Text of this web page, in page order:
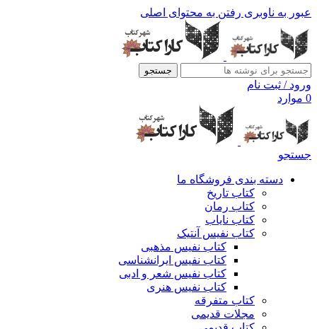
عبور به ناوبری رفتن به محتوای اصلی
جستجو
ورود / ثبت نام
0 موارد
جستجو
دسته بندی فروشگاه ما
کتاب تاریخ
کتاب رمان
کتاب نایاب
کتاب نفیس آنتیک
کتاب نفیس مذهبی
کتاب نفیس ایرانشناسی
کتاب نفیس شعر و ادبی
کتاب نفیس هنری
کتاب متفرقه
مجلات قدیمی